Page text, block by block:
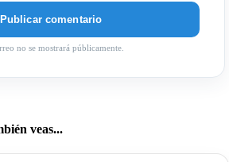
no se mostrará públicamente.
veas...